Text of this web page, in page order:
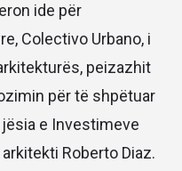
ide për
Colectivo Urbano, i
peizazhit
për të shpëtuar
e Investimeve
Roberto Diaz.